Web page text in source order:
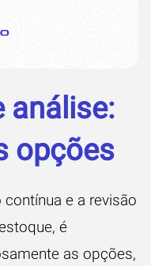
análise:
opções
e a revisão
é
as opções,